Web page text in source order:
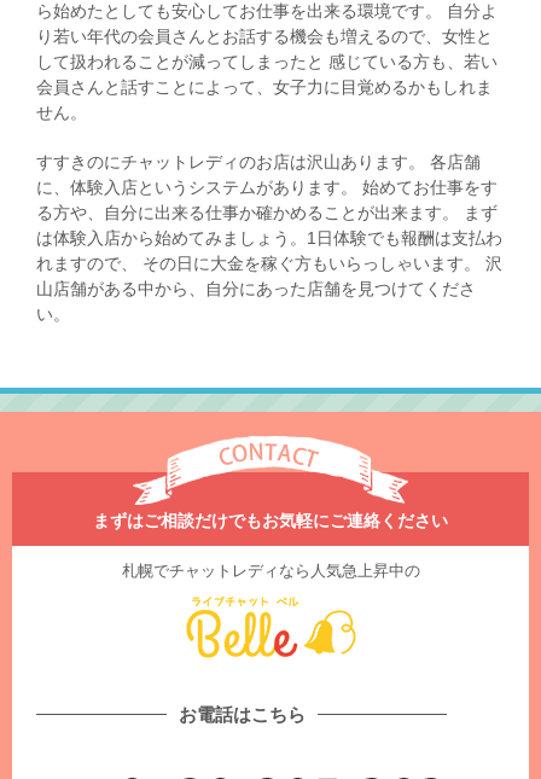
ら始めたとしても安心してお仕事を出来る環境です。 自分よ
り若い年代の会員さんとお話する機会も増えるので、女性と
して扱われることが減ってしまったと 感じている方も、若い
会員さんと話すことによって、女子力に目覚めるかもしれま
せん。
すすきのにチャットレディのお店は沢山あります。 各店舗
に、体験入店というシステムがあります。 始めてお仕事をす
る方や、自分に出来る仕事か確かめることが出来ます。 まず
は体験入店から始めてみましょう。1日体験でも報酬は支払わ
れますので、 その日に大金を稼ぐ方もいらっしゃいます。 沢
山店舗がある中から、自分にあった店舗を見つけてくださ
い。
まずはご相談だけでもお気軽にご連絡ください
札幌でチャットレディなら人気急上昇中の
お電話はこちら